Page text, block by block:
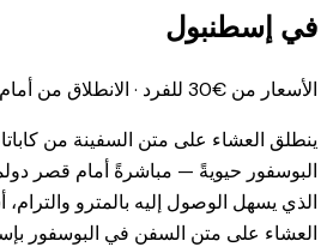
في إسطنبول
الأسعار من €30 للفرد · الانطلاق من أمام قصر دولمة بهجة
ينطلق العشاء على متن السفينة من
البوسفور حيويةً — مباشرةً أمام قصر
الذي يسهل الوصول إليه بالمترو
العشاء على متن السفن في البوسفور